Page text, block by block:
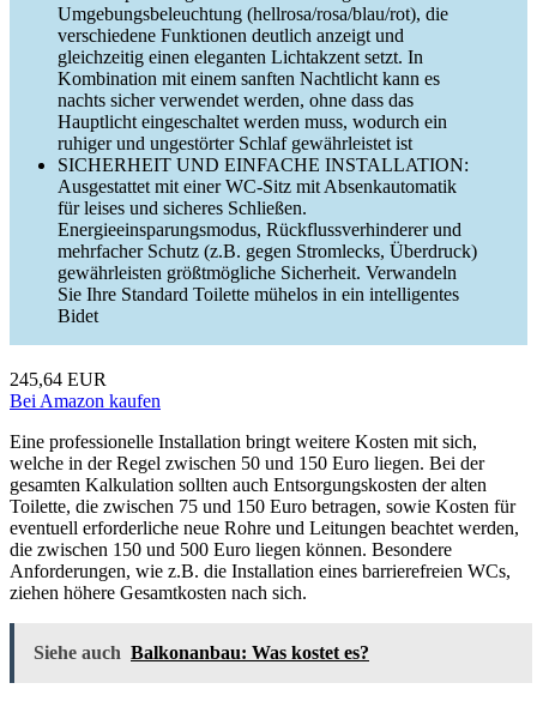
Umgebungsbeleuchtung (hellrosa/rosa/blau/rot), die
verschiedene Funktionen deutlich anzeigt und
gleichzeitig einen eleganten Lichtakzent setzt. In
Kombination mit einem sanften Nachtlicht kann es
nachts sicher verwendet werden, ohne dass das
Hauptlicht eingeschaltet werden muss, wodurch ein
ruhiger und ungestörter Schlaf gewährleistet ist
SICHERHEIT UND EINFACHE INSTALLATION:
Ausgestattet mit einer WC-Sitz mit Absenkautomatik
für leises und sicheres Schließen.
Energieeinsparungsmodus, Rückflussverhinderer und
mehrfacher Schutz (z.B. gegen Stromlecks, Überdruck)
gewährleisten größtmögliche Sicherheit. Verwandeln
Sie Ihre Standard Toilette mühelos in ein intelligentes
Bidet
245,64 EUR
Bei Amazon kaufen
Eine professionelle Installation bringt weitere Kosten mit sich,
welche in der Regel zwischen 50 und 150 Euro liegen. Bei der
gesamten Kalkulation sollten auch Entsorgungskosten der alten
Toilette, die zwischen 75 und 150 Euro betragen, sowie Kosten für
eventuell erforderliche neue Rohre und Leitungen beachtet werden,
die zwischen 150 und 500 Euro liegen können. Besondere
Anforderungen, wie z.B. die Installation eines barrierefreien WCs,
ziehen höhere Gesamtkosten nach sich.
Siehe auch Balkonanbau: Was kostet es?